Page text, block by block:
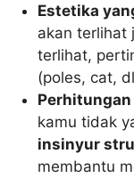
Estetika
akan terlihat
terlihat,
(poles, cat,
Perhitungan
kamu tidak
insinyur
membantu